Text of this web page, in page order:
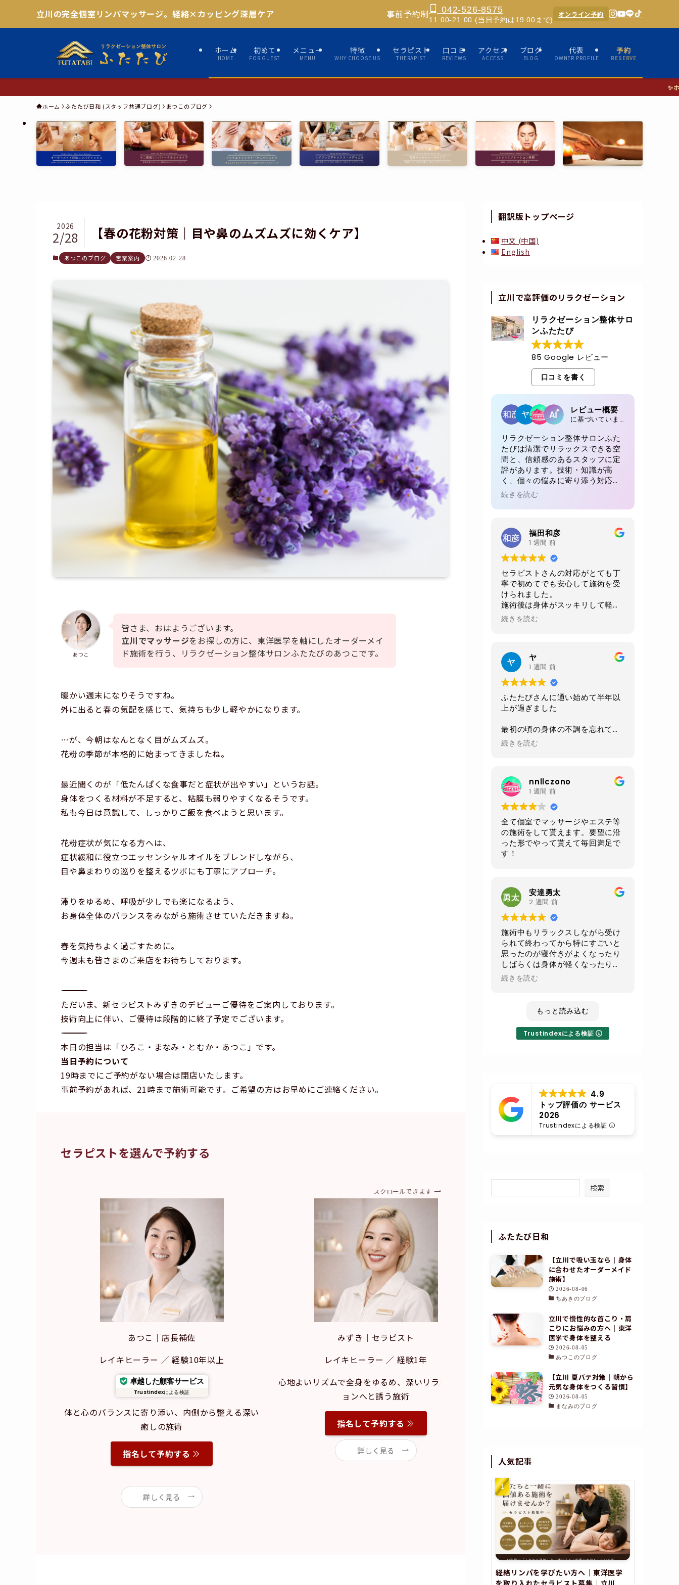
立川の完全個室リンパマッサージ。経絡×カッピング深層ケア 事前予約制 042-526-8575
11:00-21:00 (当日予約は19:00まで)
オンライン予約
ホーム
HOME
初めて
FOR GUEST
メニュー
MENU
特徴
WHY CHOOSE US
セラピスト
THERAPIST
口コミ
REVIEWS
アクセス
ACCESS
ブログ
BLOG
代表
OWNER PROFILE
予約
RESERVE
✨ホスピタリティあふれる女性セ
ホーム ふたたび日和 (スタッフ共通ブログ) あつこのブログ
【春の花粉対策｜目や鼻のムズムズに効くケア】
2026
2/28
あつこのブログ 営業案内 2026-02-28
あつこ
皆さま、おはようございます。
立川でマッサージをお探しの方に、東洋医学を軸にしたオーダーメイ
ド施術を行う、リラクゼーション整体サロンふたたびのあつこです。
暖かい週末になりそうですね。
外に出ると春の気配を感じて、気持ちも少し軽やかになります。
…が、今朝はなんとなく目がムズムズ。
花粉の季節が本格的に始まってきましたね。
最近聞くのが「低たんぱくな食事だと症状が出やすい」というお話。
身体をつくる材料が不足すると、粘膜も弱りやすくなるそうです。
私も今日は意識して、しっかりご飯を食べようと思います。
花粉症状が気になる方へは、
症状緩和に役立つエッセンシャルオイルをブレンドしながら、
目や鼻まわりの巡りを整えるツボにも丁寧にアプローチ。
滞りをゆるめ、呼吸が少しでも楽になるよう、
お身体全体のバランスをみながら施術させていただきますね。
春を気持ちよく過ごすために。
今週末も皆さまのご来店をお待ちしております。
―――――――――――――――――――――――――――――
ただいま、新セラピストみずきのデビューご優待をご案内しております。
技術向上に伴い、ご優待は段階的に終了予定でございます。
―――――――――――――――――――――――――――
本日の担当は「ひろこ・まなみ・とむか・あつこ」です。
当日予約について
19時までにご予約がない場合は閉店いたします。
事前予約があれば、21時まで施術可能です。ご希望の方はお早めにご連絡ください。
セラピストを選んで予約する
スクロールできます
あつこ｜店長補佐
レイキヒーラー ／ 経験10年以上
卓越した顧客サービス
Trustindexによる検証
体と心のバランスに寄り添い、内側から整える深い
癒しの施術
指名して予約する
詳しく見る
みずき｜セラピスト
レイキヒーラー ／ 経験1年
心地よいリズムで全身をゆるめ、深いリラクゼーシ
ョンへと誘う施術
指名して予約する
詳しく見る
ひろこ｜セラピスト
フィットネス歴含め20年
卓越した顧客サービス
Trustindexによる検証
巡りを促し、むくみや滞りを流して軽やかな状
詳しく見る
翻訳版トップページ
中文 (中国)
English
立川で高評価のリラクゼーション
リラクゼーション整体サロ
ンふたたび
85 Google レビュー
口コミを書く
レビュー概要
に基づいています 85 レビュー
リラクゼーション整体サロンふた
たびは清潔でリラックスできる空
間と、信頼感のあるスタッフに定
評があります。技術・知識が高
く、個々の悩みに寄り添う対応が
魅力。初回でも、毎回でも満足感
が得られると多くの方が絶賛。リ
ピート率が高い理由が感じられる
続きを読む
福田和彦
1 週間 前
セラピストさんの対応がとても丁
寧で初めてでも安心して施術を受
けられました。
施術後は身体がスッキリして軽く
なりました。
当日に2週間後の予約をお願いし
れており非常に清潔感がありま
す。おすすめお店です。
続きを読む
ヤ
1 週間 前
ふたたびさんに通い始めて半年以
上が過ぎました
最初の頃の身体の不調を忘れてし
まうくらい
今は身体も軽くなり毎日楽しく過
施術、環境、セラピストさんの対
応、
毎回いつも全てにおいて素晴らし
いの一言です
あと施術前と後にいただけるルイ
ボスティーが自分は大好きです
さんになってしまったので
クワトロでお腹周りをメインに継
続でお願いして
少しでもお腹周りがスッキリ出来
たらいいなと思います
不眠気味の時のレイキは寝てしま
うくらいすごい癒されるので
その時はまたレイキもよろしくお
願いします
いつも丁寧な施術に対応ありがと
うございます
続きを読む
nnllczono
1 週間 前
全て個室でマッサージやエステ等
の施術をして貰えます。要望に沿
った形でやって貰えて毎回満足で
す！
安達勇太
2 週間 前
施術中もリラックスしながら受け
られて終わってから特にすごいと
思ったのが寝付きがよくなったり
しばらくは身体が軽くなったり全
身の血流が良くなったのが実感で
きてとても良かったです！
続きを読む
もっと読み込む
Trustindexによる検証
4.9
トップ評価の サービス
2026
Trustindexによる検証
検索
ふたたび日和
【立川で吸い玉なら｜身体
に合わせたオーダーメイド
施術】
2026-08-06
ちあきのブログ
立川で慢性的な首こり・肩
こりにお悩みの方へ｜東洋
医学で身体を整える
2026-08-05
あつこのブログ
【立川 夏バテ対策｜朝から
元気な身体をつくる習慣】
2026-08-05
まなみのブログ
人気記事
経絡リンパを学びたい方へ｜東洋医学
を取り入れたセラピスト募集｜立川